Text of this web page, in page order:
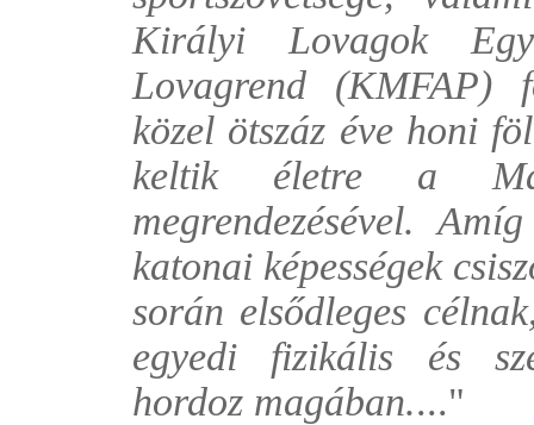
Királyi Lovagok
Lovagrend (KMFAP)
közel ötszáz éve honi
keltik életre a
megrendezésével.
katonai képességek
során elsődleges
egyedi fizikális és
hordoz magában...."